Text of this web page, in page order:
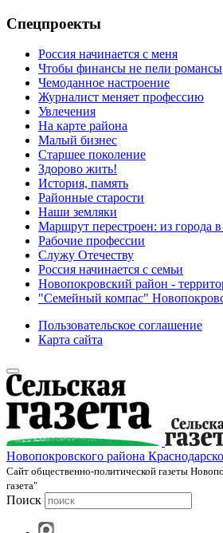
Спецпроекты
Россия начинается с меня
Чтобы финансы не пели романсы
Чемоданное настроение
Журналист меняет профессию
Увлечения
На карте района
Малый бизнес
Старшее поколение
Здорово жить!
История, память
Районные старости
Наши земляки
Маршрут перестроен: из города в
Рабочие профессии
Служу Отечеству
Россия начинается с семьи
Новопокровский район -
"Семейный компас"
Пользовательское соглашение
Карта сайта
Новопокровского района
Cайт общественно-политической газеты
газета"
Поиск